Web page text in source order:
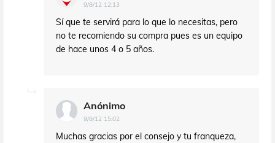
9/8/12 12:13
Sí que te servirá para lo que lo necesitas, pero
no te recomiendo su compra pues es un equipo
de hace unos 4 o 5 años.
Anónimo
9/8/12 15:02
Muchas gracias por el consejo y tu franqueza,